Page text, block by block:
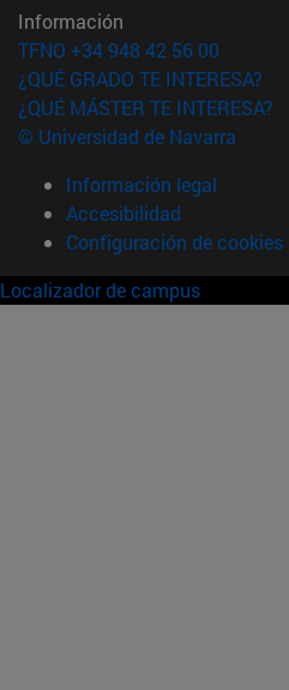
Información
TFNO +34 948 42 56 00
¿QUÉ GRADO TE INTERESA?
¿QUÉ MÁSTER TE INTERESA?
© Universidad de Navarra
Información legal
Accesibilidad
Configuración de cookies
Localizador de campus